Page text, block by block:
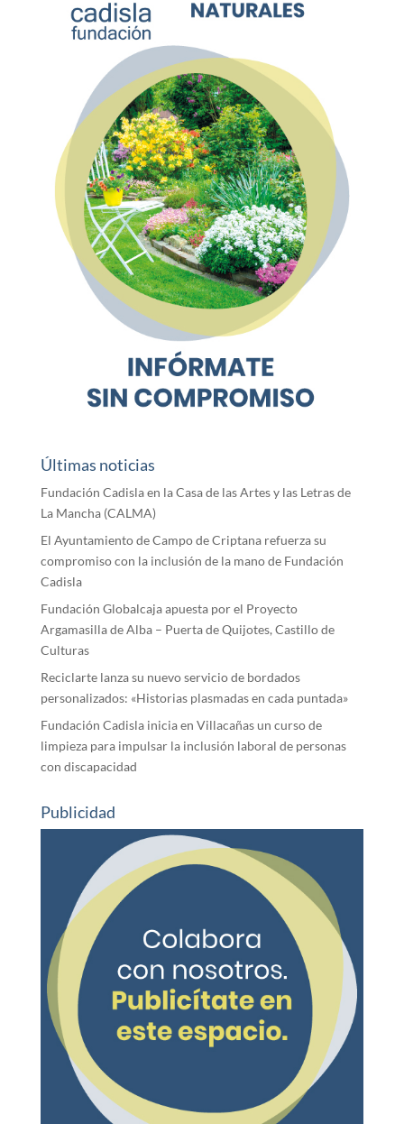
Últimas noticias
Fundación Cadisla en la Casa de las Artes y las Letras de
La Mancha (CALMA)
El Ayuntamiento de Campo de Criptana refuerza su
compromiso con la inclusión de la mano de Fundación
Cadisla
Fundación Globalcaja apuesta por el Proyecto
Argamasilla de Alba – Puerta de Quijotes, Castillo de
Culturas
Reciclarte lanza su nuevo servicio de bordados
personalizados: «Historias plasmadas en cada puntada»
Fundación Cadisla inicia en Villacañas un curso de
limpieza para impulsar la inclusión laboral de personas
con discapacidad
Publicidad